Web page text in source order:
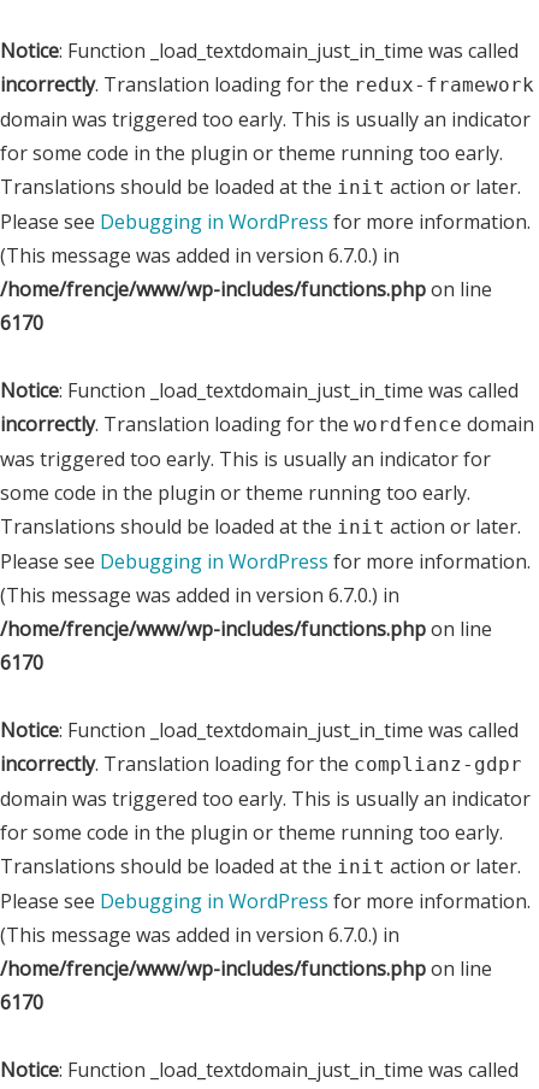
Notice: Function _load_textdomain_just_in_time was called
incorrectly. Translation loading for the redux-framework
domain was triggered too early. This is usually an indicator
for some code in the plugin or theme running too early.
Translations should be loaded at the init action or later.
Please see Debugging in WordPress for more information.
(This message was added in version 6.7.0.) in
/home/frencje/www/wp-includes/functions.phpon line
6170
Notice: Function _load_textdomain_just_in_time was called
incorrectly. Translation loading for the wordfence domain
was triggered too early. This is usually an indicator for
some code in the plugin or theme running too early.
Translations should be loaded at the init action or later.
Please see Debugging in WordPress for more information.
(This message was added in version 6.7.0.) in
/home/frencje/www/wp-includes/functions.phpon line
6170
Notice: Function _load_textdomain_just_in_time was called
incorrectly. Translation loading for the complianz-gdpr
domain was triggered too early. This is usually an indicator
for some code in the plugin or theme running too early.
Translations should be loaded at the init action or later.
Please see Debugging in WordPress for more information.
(This message was added in version 6.7.0.) in
/home/frencje/www/wp-includes/functions.phpon line
6170
Notice: Function _load_textdomain_just_in_time was called